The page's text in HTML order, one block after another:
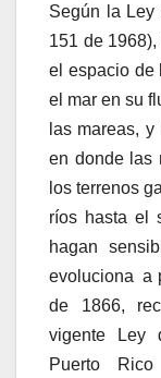
Según la Ley
151 de
el espacio de
el mar en su
las mareas,
en donde las
los terrenos
ríos hasta el
hagan
evoluciona a
de 1866,
vigente Ley
Puerto